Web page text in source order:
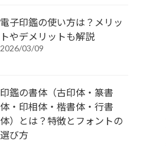
電子印鑑の使い方は？メリッ
トやデメリットも解説
2026/03/09
印鑑の書体（古印体・篆書
体・印相体・楷書体・行書
体）とは？特徴とフォントの
選び方